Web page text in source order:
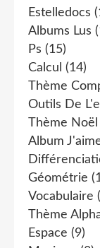
Estelledocs
Albums Lus
Ps (15)
Calcul (14)
Thème
Outils De
Thème Noël
Album
Géométrie
Vocabulaire
Thème
Espace (9)